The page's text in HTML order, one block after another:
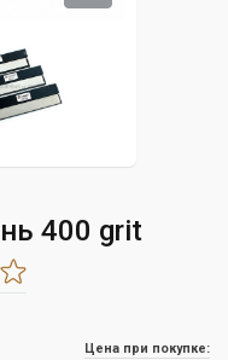
400 grit
Цена при покупке: